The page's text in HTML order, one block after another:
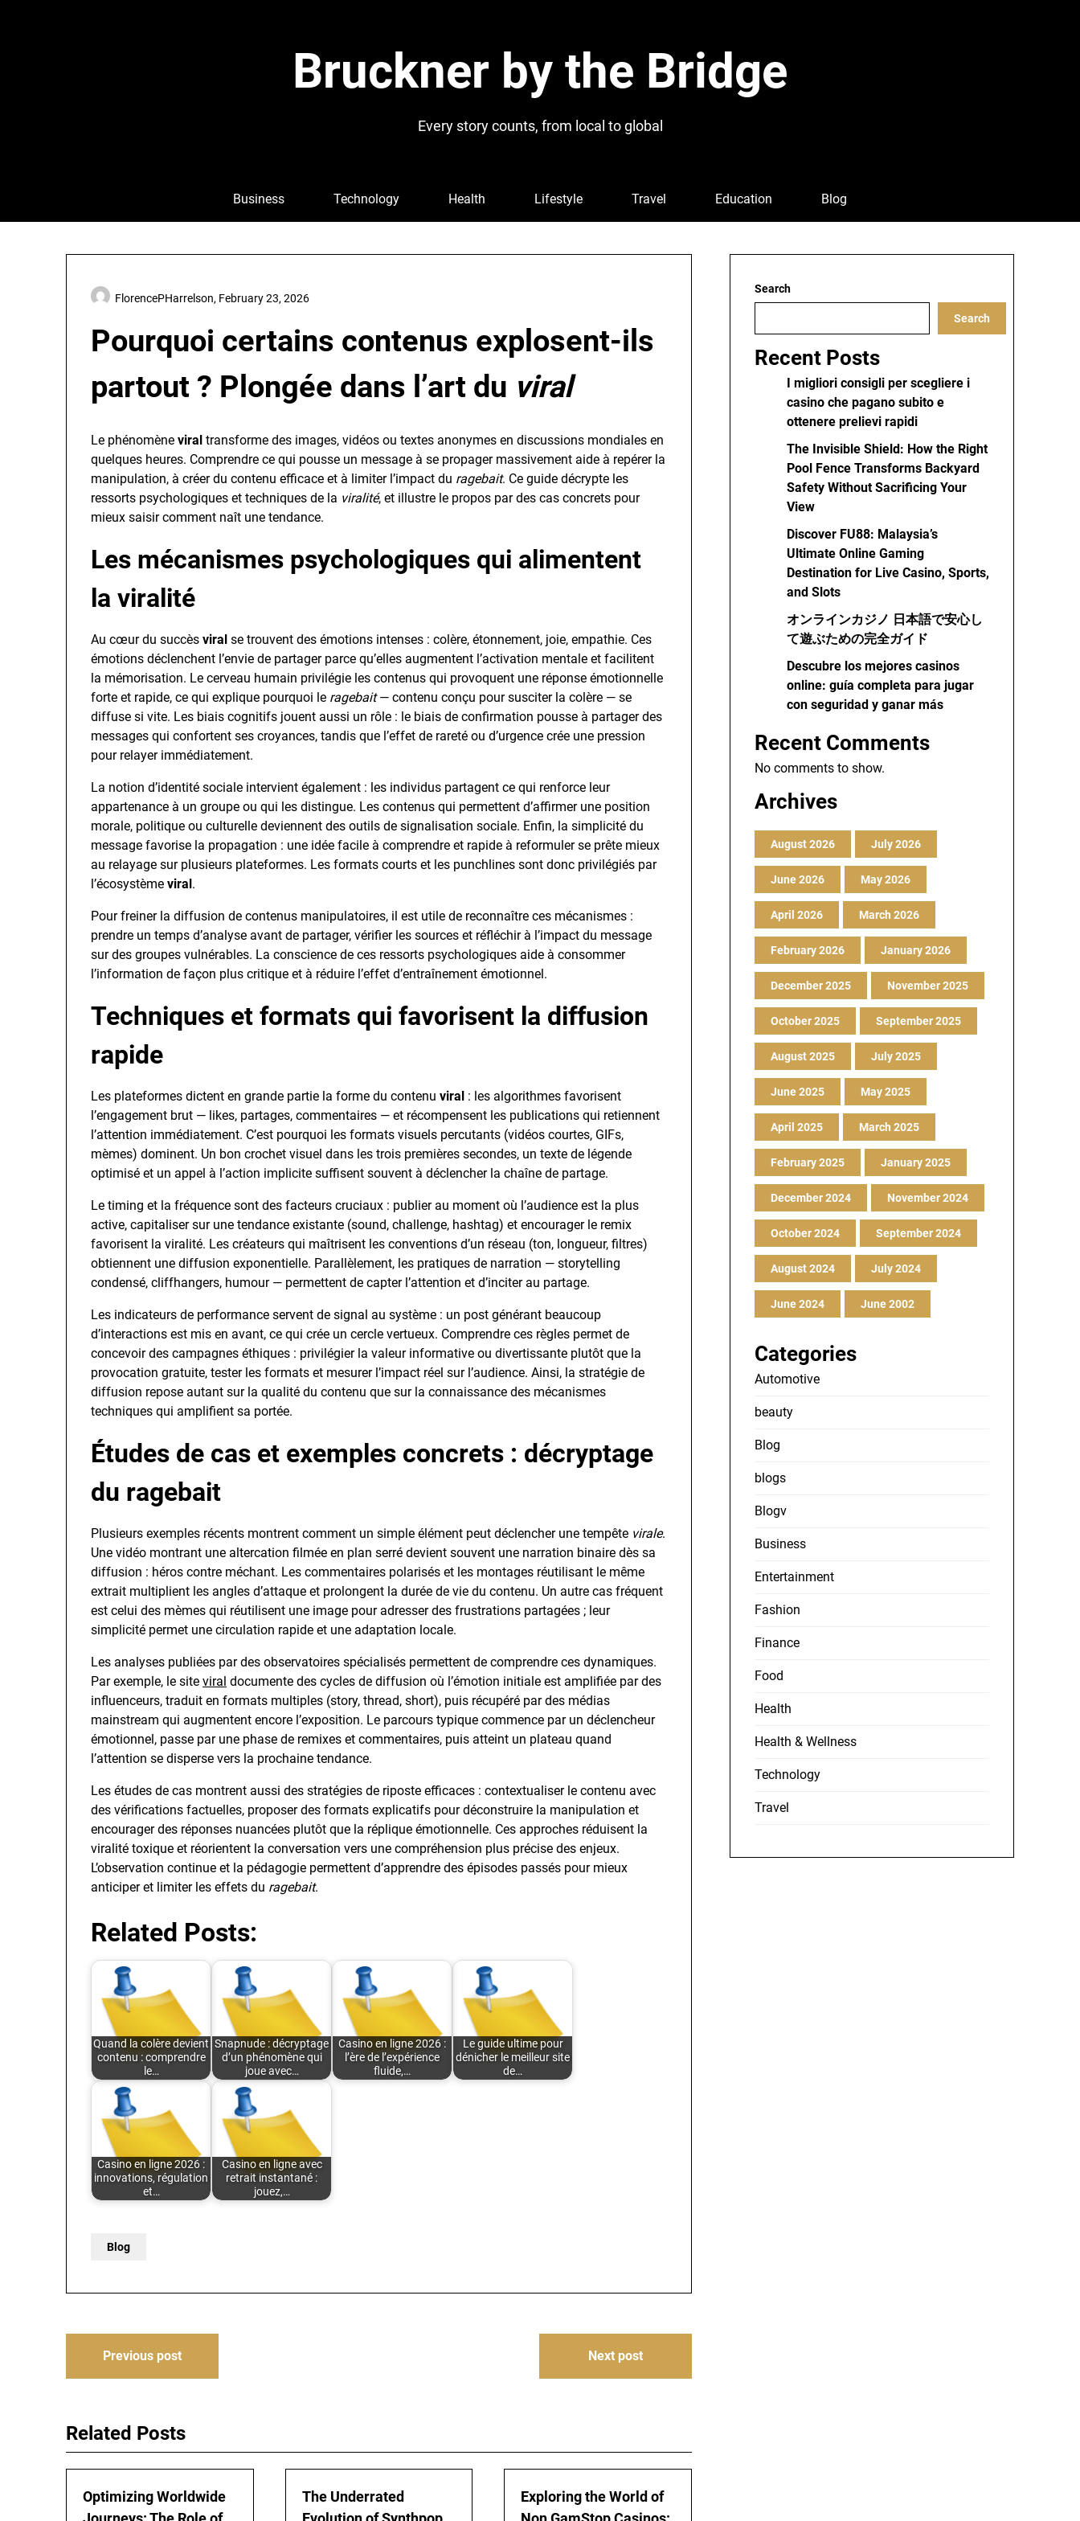
Bruckner by the Bridge
Every story counts, from local to global
Business Technology Health Lifestyle Travel Education Blog
Pourquoi certains contenus explosent-ils
partout ? Plongée dans l’art du viral
FlorencePHarrelson, February 23, 2026
Le phénomène viral transforme des images, vidéos ou textes anonymes en discussions mondiales en
quelques heures. Comprendre ce qui pousse un message à se propager massivement aide à repérer la
manipulation, à créer du contenu efficace et à limiter l’impact du ragebait. Ce guide décrypte les
ressorts psychologiques et techniques de la viralité, et illustre le propos par des cas concrets pour
mieux saisir comment naît une tendance.
Les mécanismes psychologiques qui alimentent
la viralité
Au cœur du succès viral se trouvent des émotions intenses : colère, étonnement, joie, empathie. Ces
émotions déclenchent l’envie de partager parce qu’elles augmentent l’activation mentale et facilitent
la mémorisation. Le cerveau humain privilégie les contenus qui provoquent une réponse émotionnelle
forte et rapide, ce qui explique pourquoi le ragebait— contenu conçu pour susciter la colère — se
diffuse si vite. Les biais cognitifs jouent aussi un rôle : le biais de confirmation pousse à partager des
messages qui confortent ses croyances, tandis que l’effet de rareté ou d’urgence crée une pression
pour relayer immédiatement.
La notion d’identité sociale intervient également : les individus partagent ce qui renforce leur
appartenance à un groupe ou qui les distingue. Les contenus qui permettent d’affirmer une position
morale, politique ou culturelle deviennent des outils de signalisation sociale. Enfin, la simplicité du
message favorise la propagation : une idée facile à comprendre et rapide à reformuler se prête mieux
au relayage sur plusieurs plateformes. Les formats courts et les punchlines sont donc privilégiés par
l’écosystème viral.
Pour freiner la diffusion de contenus manipulatoires, il est utile de reconnaître ces mécanismes :
prendre un temps d’analyse avant de partager, vérifier les sources et réfléchir à l’impact du message
sur des groupes vulnérables. La conscience de ces ressorts psychologiques aide à consommer
l’information de façon plus critique et à réduire l’effet d’entraînement émotionnel.
Techniques et formats qui favorisent la diffusion
rapide
Les plateformes dictent en grande partie la forme du contenu viral : les algorithmes favorisent
l’engagement brut — likes, partages, commentaires — et récompensent les publications qui retiennent
l’attention immédiatement. C’est pourquoi les formats visuels percutants (vidéos courtes, GIFs,
mèmes) dominent. Un bon crochet visuel dans les trois premières secondes, un texte de légende
optimisé et un appel à l’action implicite suffisent souvent à déclencher la chaîne de partage.
Le timing et la fréquence sont des facteurs cruciaux : publier au moment où l’audience est la plus
active, capitaliser sur une tendance existante (sound, challenge, hashtag) et encourager le remix
favorisent la viralité. Les créateurs qui maîtrisent les conventions d’un réseau (ton, longueur, filtres)
obtiennent une diffusion exponentielle. Parallèlement, les pratiques de narration — storytelling
condensé, cliffhangers, humour — permettent de capter l’attention et d’inciter au partage.
Les indicateurs de performance servent de signal au système : un post générant beaucoup
d’interactions est mis en avant, ce qui crée un cercle vertueux. Comprendre ces règles permet de
concevoir des campagnes éthiques : privilégier la valeur informative ou divertissante plutôt que la
provocation gratuite, tester les formats et mesurer l’impact réel sur l’audience. Ainsi, la stratégie de
diffusion repose autant sur la qualité du contenu que sur la connaissance des mécanismes
techniques qui amplifient sa portée.
Études de cas et exemples concrets : décryptage
du ragebait
Plusieurs exemples récents montrent comment un simple élément peut déclencher une tempête virale.
Une vidéo montrant une altercation filmée en plan serré devient souvent une narration binaire dès sa
diffusion : héros contre méchant. Les commentaires polarisés et les montages réutilisant le même
extrait multiplient les angles d’attaque et prolongent la durée de vie du contenu. Un autre cas fréquent
est celui des mèmes qui réutilisent une image pour adresser des frustrations partagées ; leur
simplicité permet une circulation rapide et une adaptation locale.
Les analyses publiées par des observatoires spécialisés permettent de comprendre ces dynamiques.
Par exemple, le site viral documente des cycles de diffusion où l’émotion initiale est amplifiée par des
influenceurs, traduit en formats multiples (story, thread, short), puis récupéré par des médias
mainstream qui augmentent encore l’exposition. Le parcours typique commence par un déclencheur
émotionnel, passe par une phase de remixes et commentaires, puis atteint un plateau quand
l’attention se disperse vers la prochaine tendance.
Les études de cas montrent aussi des stratégies de riposte efficaces : contextualiser le contenu avec
des vérifications factuelles, proposer des formats explicatifs pour déconstruire la manipulation et
encourager des réponses nuancées plutôt que la réplique émotionnelle. Ces approches réduisent la
viralité toxique et réorientent la conversation vers une compréhension plus précise des enjeux.
L’observation continue et la pédagogie permettent d’apprendre des épisodes passés pour mieux
anticiper et limiter les effets du ragebait.
Related Posts:
Quand la colère devient
contenu : comprendre
le…
Snapnude : décryptage
d’un phénomène qui
joue avec…
Casino en ligne 2026 :
l’ère de l’expérience
fluide,…
Le guide ultime pour
dénicher le meilleur site
de…
Casino en ligne 2026 :
innovations, régulation
et…
Casino en ligne avec
retrait instantané :
jouez,…
Blog
PostPrevious post Next post
Related Posts
Optimizing Worldwide
The Underrated
Exploring the World of
Search
Search
Recent Posts
I migliori consigli per scegliere i
casino che pagano subito e
ottenere prelievi rapidi
The Invisible Shield: How the Right
Pool Fence Transforms Backyard
Safety Without Sacrificing Your
View
Discover FU88: Malaysia’s
Ultimate Online Gaming
Destination for Live Casino, Sports,
and Slots
オンラインカジノ 日本語で安心し
て遊ぶための完全ガイド
Descubre los mejores casinos
online: guía completa para jugar
con seguridad y ganar más
Recent Comments
No comments to show.
Archives
August 2026 July 2026
June 2026 May 2026
April 2026 March 2026
February 2026 January 2026
December 2025 November 2025
October 2025 September 2025
August 2025 July 2025
June 2025 May 2025
April 2025 March 2025
February 2025 January 2025
December 2024 November 2024
October 2024 September 2024
August 2024 July 2024
June 2024 June 2002
Categories
Automotive
beauty
Blog
blogs
Blogv
Business
Entertainment
Fashion
Finance
Food
Health
Health & Wellness
Technology
Travel